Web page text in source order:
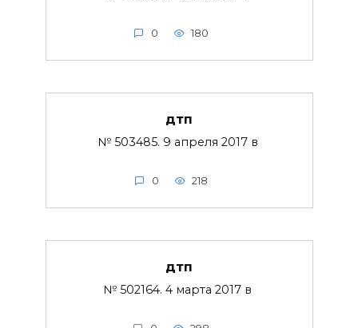
0 180
дтп
№ 503485. 9 апреля 2017 в
0 218
дтп
№ 502164. 4 марта 2017 в